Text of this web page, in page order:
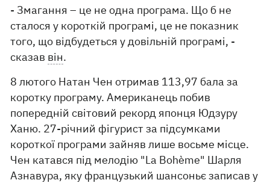
- Змагання – це не одна програма. Що б не
сталося у короткій програмі, це не показник
того, що відбудеться у довільній програмі, -
сказав він.
8 лютого Натан Чен отримав 113,97 бала за
коротку програму. Американець побив
попередній світовий рекорд японця Юдзуру
Ханю. 27-річний фігурист за підсумками
короткої програми зайняв лише восьме місце.
Чен катався під мелодію "La Bohème" Шарля
Азнавура, яку французький шансоньє записав у